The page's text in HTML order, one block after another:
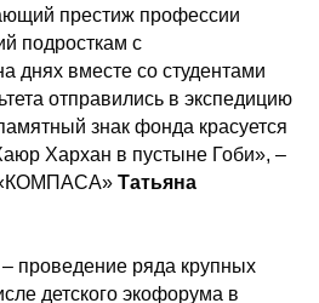
престиж профессии
подросткам с
днях вместе со студентами
отправились в экспедицию
знак фонда красуется
Хархан в пустыне Гоби», –
«КОМПАСА» Татьяна
проведение ряда крупных
детского экофорума в